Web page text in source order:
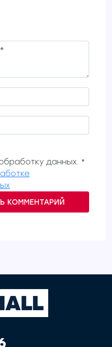
данных. *
КОММЕНТАРИЙ